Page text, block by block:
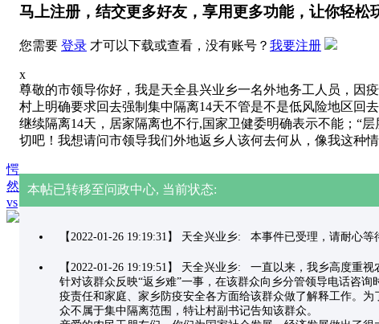
愕
然
vs
马上注册，结交更多好友，享用更多功能，让你轻松
您需要 登录 才可以下载或查看，没有账号？ 我要注册
x
尊敬的市领导你好，我是天全县兴业乡一名外地务工人员，因
村上明确要求回去强制集中隔离14天不管是不是低风险地区回
继续隔离14天，居家隔离也不行,国家卫健委明确表示不能；“
切吧！我想请问市领导我们外地返乡人该何去何从，像我这种
本帖已转移至问政中心, 当前状态:
【2022-01-26 19:19:31】 天全兴业乡: 本事件已受理，请耐心等
【2022-01-26 19:19:51】 天全兴业乡: 一直以来，我乡高度重
针对该群众反映“返乡难”一事，在该群众向乡分管领导电话咨
疫责任和家庭、家乡防疫安全各方面给该群众做了解释工作。
众不属于集中隔离范围，特让村副书记告知该群众。